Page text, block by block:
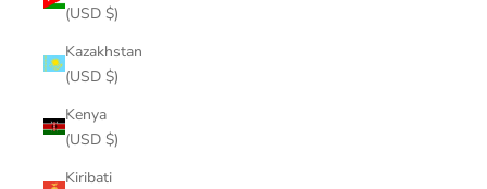
(USD $)
Kazakhstan
(USD $)
Kenya
(USD $)
Kiribati